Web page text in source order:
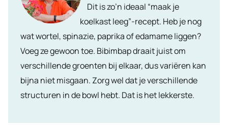
Dit is zo’n ideaal “maak je
koelkast leeg”-recept. Heb je nog
wat wortel, spinazie, paprika of edamame liggen?
Voeg ze gewoon toe. Bibimbap draait juist om
verschillende groenten bij elkaar, dus variëren kan
bijna niet misgaan. Zorg wel dat je verschillende
structuren in de bowl hebt. Dat is het lekkerste.